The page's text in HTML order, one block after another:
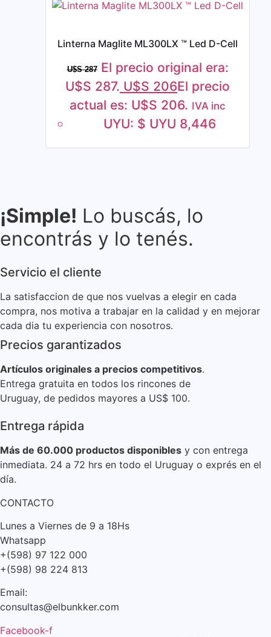
Linterna Maglite ML300LX ™ Led D-Cell
U$S287 El precio original era:
U$S 287. U$S 206El precio
actual es: U$S 206. IVA inc
UYU: $ UYU 8,446
¡Simple! Lo buscás, lo
encontrás y lo tenés.
Servicio el cliente
La satisfaccion de que nos vuelvas a elegir en cada
compra, nos motiva a trabajar en la calidad y en mejorar
cada dia tu experiencia con nosotros.
Precios garantizados
Artículos originales a precios competitivos.
Entrega gratuita en todos los rincones de
Uruguay, de pedidos mayores a US$ 100.
Entrega rápida
Más de 60.000 productos disponibles y con entrega
inmediata. 24 a 72 hrs en todo el Uruguay o exprés en el
día.
CONTACTO
Lunes a Viernes de 9 a 18Hs
Whatsapp
+(598) 97 122 000
+(598) 98 224 813
Email:
consultas@elbunkker.com
Facebook-f